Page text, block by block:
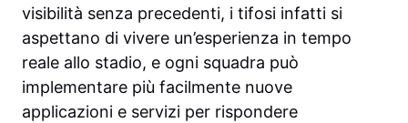
visibilità senza precedenti, i tifosi infatti si
aspettano di vivere un’esperienza in tempo
reale allo stadio, e ogni squadra può
implementare più facilmente nuove
applicazioni e servizi per rispondere